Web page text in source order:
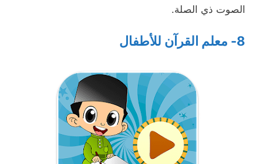
الصوت ذي الصلة.
8- معلم القرآن للأطفال